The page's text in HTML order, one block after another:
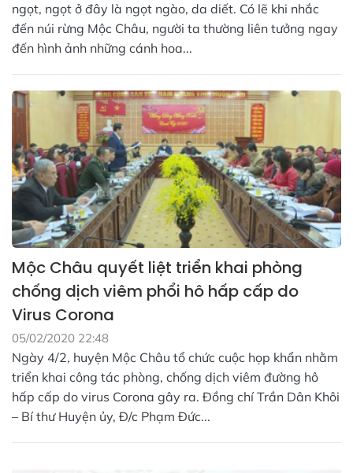
ngọt, ngọt ở đây là ngọt ngào, da diết. Có lẽ khi nhắc
đến núi rừng Mộc Châu, người ta thường liên tưởng ngay
đến hình ảnh những cánh hoa...
Mộc Châu quyết liệt triển khai phòng
chống dịch viêm phổi hô hấp cấp do
Virus Corona
05/02/2020 22:48
Ngày 4/2, huyện Mộc Châu tổ chức cuộc họp khẩn nhằm
triển khai công tác phòng, chống dịch viêm đường hô
hấp cấp do virus Corona gây ra. Đồng chí Trần Dân Khôi
– Bí thư Huyện ủy, Đ/c Phạm Đức...